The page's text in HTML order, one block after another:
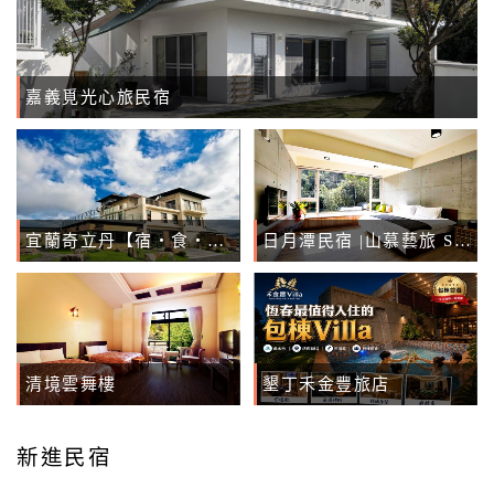
球
租
車
網
紅
帶
你
玩
樂
地
顧
嘉義覓光心旅民宿
宜蘭奇立丹【宿‧食‧湯】 日月潭民宿 |山慕藝旅 Sun Moon Inn
清境雲舞樓 墾丁禾金豐旅店
新進民宿